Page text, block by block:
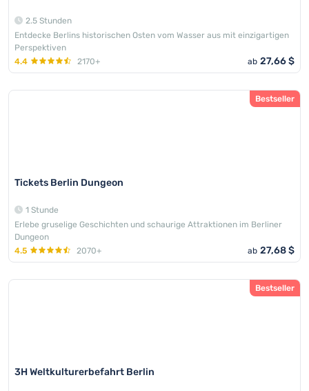
2.5 Stunden
Entdecke Berlins historischen Osten vom Wasser aus mit einzigartigen
Perspektiven
4.4
2170+ ab 27,66 $
Bestseller
Tickets Berlin Dungeon
1 Stunde
Erlebe gruselige Geschichten und schaurige Attraktionen im Berliner
Dungeon
4.5
2070+ ab 27,68 $
Bestseller
3H Weltkulturerbefahrt Berlin